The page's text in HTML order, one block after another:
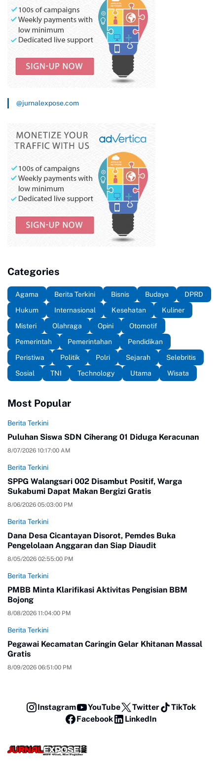
@jurnalexpose.com
Categories
Agama Berita Terkini Bisnis Budaya
DPRD
Hukum
Internasional Kesehatan
Kuliner
Misteri
Olahraga Opini
Otomotif
Pemerintah
Pemerintahan
Pendidikan
Peristiwa
Politik Polri Sejarah
Selebritis
Sosial
TNI Technology Utama Wisata
Most Popular
Berita Terkini
Puluhan Siswa SDN Ciherang 01 Diduga Keracunan
8/07/2026 10:17:00 AM
Berita Terkini
SPPG Walangsari 002 Disambut Positif, Warga
Sukabumi Dapat Makan Bergizi Gratis
8/06/2026 05:03:00 PM
Berita Terkini
Dana Desa Cicantayan Disorot, Pemdes Buka
Pengelolaan Anggaran dan Siap Diaudit
8/05/2026 02:55:00 PM
Berita Terkini
PMBB Minta Klarifikasi Aktivitas Pengisian BBM
Bojong
8/08/2026 11:04:00 PM
Berita Terkini
Pegawai Kecamatan Caringin Gelar Khitanan Massal
Gratis
8/09/2026 06:51:00 PM
Instagram YouTube Twitter
TikTok
Facebook
LinkedIn